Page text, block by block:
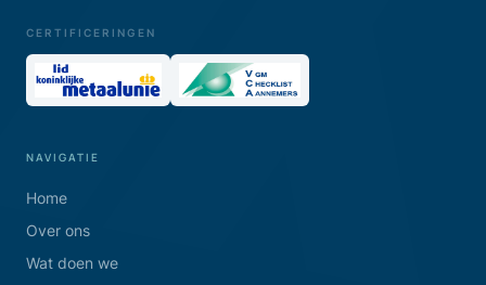
CERTIFICERINGEN
NAVIGATIE
Home
Over ons
Wat doen we